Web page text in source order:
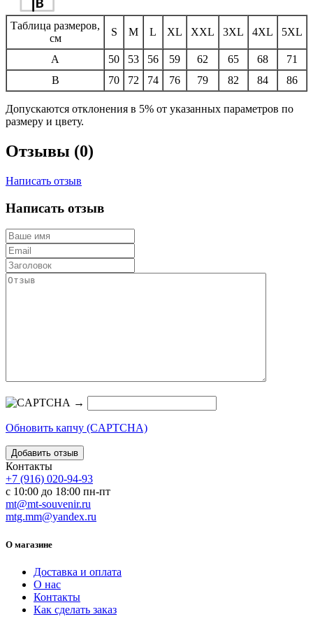
Таблица размеров,
см
S M L XL XXL 3XL 4XL 5XL
A 50 53 56 59 62 65 68
71
B
70 72 74 76 79 82 84 86
Допускаются отклонения в 5% от указанных параметров по
размеру и цвету.
Отзывы (0)
Написать отзыв
Написать отзыв
→
Обновить капчу (CAPTCHA)
Контакты
+7 (916) 020-94-93
с 10:00 до 18:00 пн-пт
mt@mt-souvenir.ru
mtg.mm@yandex.ru
О магазине
Доставка и оплата
О нас
Контакты
Как сделать заказ